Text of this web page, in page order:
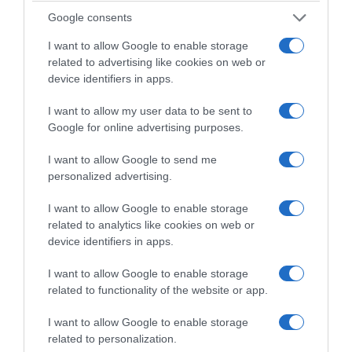
Google consents
I want to allow Google to enable storage
related to advertising like cookies on web or
device identifiers in apps.
I want to allow my user data to be sent to
Google for online advertising purposes.
I want to allow Google to send me
personalized advertising.
I want to allow Google to enable storage
related to analytics like cookies on web or
device identifiers in apps.
I want to allow Google to enable storage
related to functionality of the website or app.
I want to allow Google to enable storage
related to personalization.
keen to end this procedure
as quickly as…
pic.twitter.com/LeM1R25j
TP— Israel Foreign
Ministry (@IsraelMFA)
October 3, 2025
«Ήδη τέσσερις Ιταλοί πολίτες έχουν
διαδικασία απέλασης. Το Ισραήλ επιθυμεί να
ολοκληρώσει αυτή τη διαδικασία το
Το υπουργείο επισύναψε φωτογραφίες της
Σουηδής ακτιβίστριας
Γκρέτα
Τούνμπεργκκαι άλλων ακτιβιστών κατά την